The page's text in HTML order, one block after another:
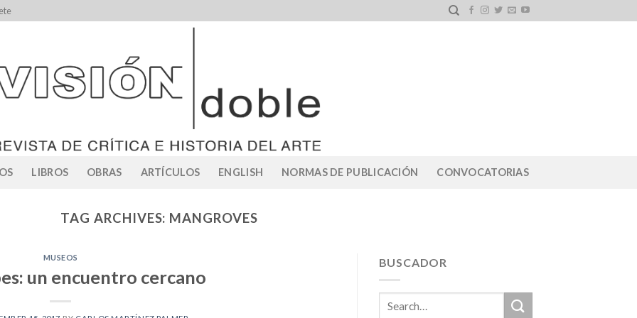
LIBROS OBRAS ARTÍCULOS ENGLISH NORMAS DE PUBLICACIÓN CONVOCATORIAS
TAG ARCHIVES: MANGROVES
MUSEOS
un encuentro cercano
BUSCADOR